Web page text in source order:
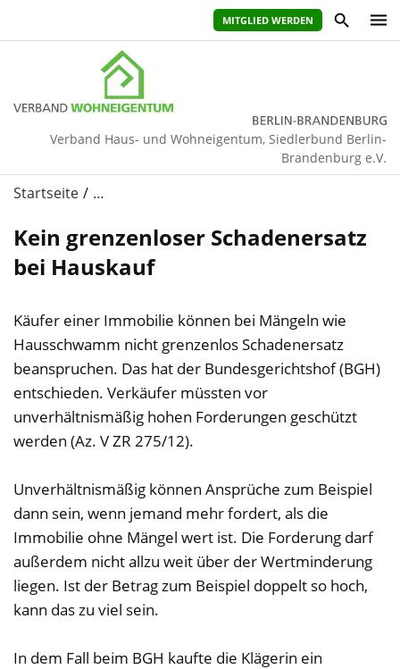
MITGLIED WERDEN
Verband Haus- und Wohneigentum, Siedlerbund Berlin-
Brandenburg e.V.
Startseite …
Kein grenzenloser Schadenersatz
bei Hauskauf
Käufer einer Immobilie können bei Mängeln wie
Hausschwamm nicht grenzenlos Schadenersatz
beanspruchen. Das hat der Bundesgerichtshof (BGH)
entschieden. Verkäufer müssten vor
unverhältnismäßig hohen Forderungen geschützt
werden (Az. V ZR 275/12).
Unverhältnismäßig können Ansprüche zum Beispiel
dann sein, wenn jemand mehr fordert, als die
Immobilie ohne Mängel wert ist. Die Forderung darf
außerdem nicht allzu weit über der Wertminderung
liegen. Ist der Betrag zum Beispiel doppelt so hoch,
kann das zu viel sein.
In dem Fall beim BGH kaufte die Klägerin ein